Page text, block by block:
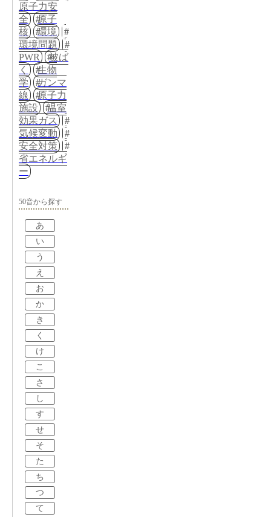
原子力安
全
原子
核
環境
環境問題
PWR
被ば
く
生物
学
ガンマ
線
原子力
施設
温室
効果ガス
気候変動
安全対策
省エネルギ
ー
50音から探す
あ
い
う
え
お
か
き
く
け
こ
さ
し
す
せ
そ
た
ち
つ
て